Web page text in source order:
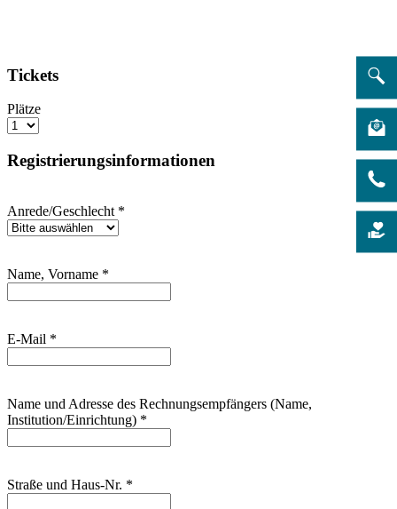
Tickets
Plätze
Registrierungsinformationen
Anrede/Geschlecht *
Name, Vorname *
E-Mail *
Name und Adresse des Rechnungsempfängers (Name,
Institution/Einrichtung) *
Straße und Haus-Nr. *